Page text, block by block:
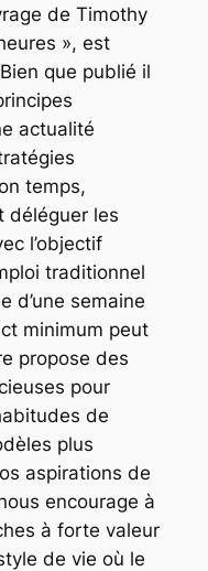
de Timothy
», est
que publié il
actualité
temps,
déléguer les
l’objectif
traditionnel
d’une semaine
minimum peut
propose des
pour
de
plus
aspirations de
encourage à
à forte valeur
de vie où le